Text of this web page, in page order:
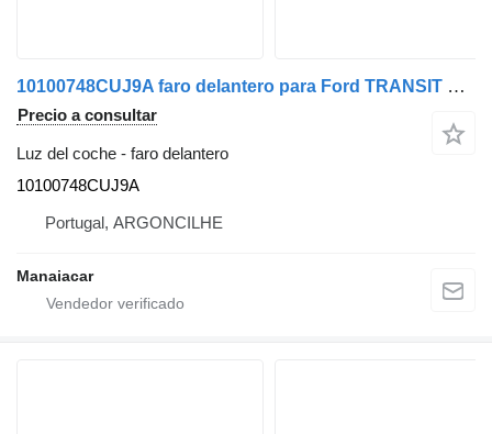
10100748CUJ9A faro delantero para Ford TRANSIT Caixa (FA_ _) | 06 - 14 vehículo comercial
Precio a consultar
Luz del coche - faro delantero
10100748CUJ9A
Portugal, ARGONCILHE
Manaiacar